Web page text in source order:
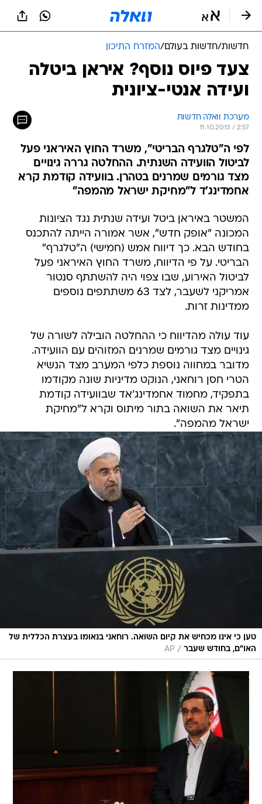
חדשות/חדשות בעולם/המזרח התיכון
צעד פיוס נוסף? איראן ביטלה
ועידה אנטי-ציונית
מערכת וואלה חדשות
11.10.2013 / 2:57
לפי ה"טלגרף הבריטי", משרד החוץ האיראני פעל
לביטול הוועידה השנתית. ההחלטה גררה גינויים
מצד גורמים שמרנים בטהרן. בוועידה קודמת קרא
אחמדינג'ד ל"מחיקת ישראל מהמפה"
המשטר באיראן ביטל ועידה שנתית נגד הציונות
המכונה "אופק חדש", אשר אמורה הייתה להתכנס
בחודש הבא. כך דיווח אמש (חמישי) ה"טלגרף"
הבריטי. על פי הדיווח, משרד החוץ האיראני פעל
לביטול האירוע, שבו צפוי היה להשתתף סנטור
אמריקני לשעבר, לצד 63 משתתפים נוספים
ממדינות זרות.
עוד עולה מהדיווח כי ההחלטה הובילה לשורה של
גינויים מצד גורמים שמרנים המזוהים עם הוועידה.
מדובר במחווה נוספת כלפי המערב מצד הנשיא
הטרי חסן רוחאני, הנוקט מדיניות שונה מקודמו
בתפקיד, מחמוד אחמדינג'אד שבוועידה קודמת
תיאר את השואה בתור מיתוס וקרא ל"מחיקת
ישראל מהמפה".
טען כי אינו מכחיש את קיום השואה. רוחאני בנאומו בעצרת הכללית של
האו"ם, בחודש שעבר /
AP